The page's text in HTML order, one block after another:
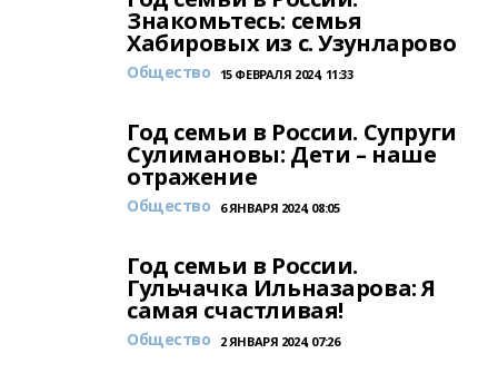
Знакомьтесь: семья
Хабировых из с. Узунларово
Общество 15 ФЕВРАЛЯ 2024, 11:33
Год семьи в России. Супруги
Сулимановы: Дети – наше
отражение
Общество 6 ЯНВАРЯ 2024, 08:05
Год семьи в России.
Гульчачка Ильназарова: Я
самая счастливая!
Общество 2 ЯНВАРЯ 2024, 07:26